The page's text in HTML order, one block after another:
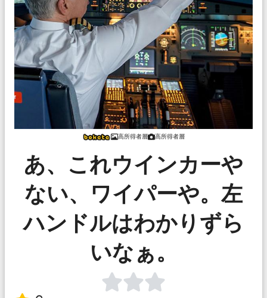
高所得者層 高所得者層
あ、これウインカーや
ない、ワイパーや。左
ハンドルはわかりずら
いなぁ。